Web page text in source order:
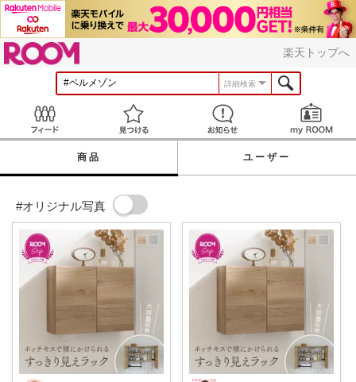
楽天トップへ
詳細検索
見つける お知らせ
商品 ユーザー
#オリジナル写真